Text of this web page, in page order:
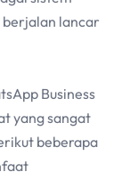
berjalan lancar
Business
yang sangat
beberapa